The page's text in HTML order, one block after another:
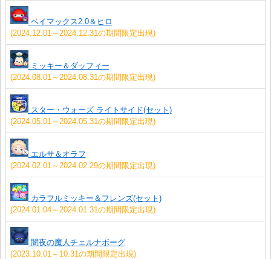
ベイマックス2.0＆ヒロ
(2024.12.01～2024.12.31の期間限定出現)
ミッキー＆ダッフィー
(2024.08.01～2024.08.31の期間限定出現)
スター・ウォーズ ライトサイド(セット)
(2024.05.01～2024.05.31の期間限定出現)
エルサ＆オラフ
(2024.02.01～2024.02.29の期間限定出現)
カラフルミッキー＆フレンズ(セット)
(2024.01.04～2024.01.31の期間限定出現)
闇夜の魔人チェルナボーグ
(2023.10.01～10.31の期間限定出現)